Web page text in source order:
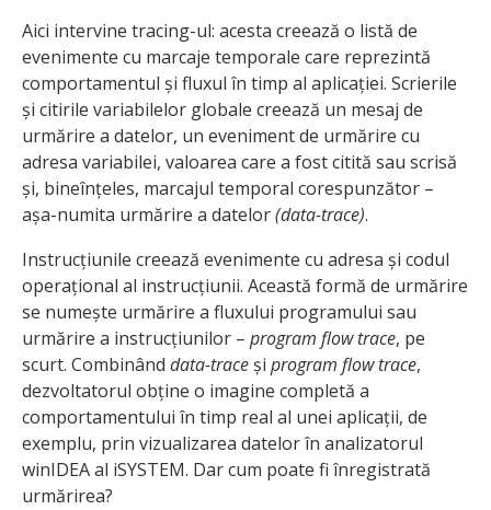
Aici intervine tracing-ul: acesta creează o listă de
evenimente cu marcaje temporale care reprezintă
comportamentul și fluxul în timp al aplicației. Scrierile
și citirile variabilelor globale creează un mesaj de
urmărire a datelor, un eveniment de urmărire cu
adresa variabilei, valoarea care a fost citită sau scrisă
și, bineînțeles, marcajul temporal corespunzător –
așa-numita urmărire a datelor(data-trace).
Instrucțiunile creează evenimente cu adresa și codul
operațional al instrucțiunii. Această formă de urmărire
se numește urmărire a fluxului programului sau
urmărire a instrucțiunilor – program flow trace, pe
scurt. Combinând data-traceși program flow trace,
dezvoltatorul obține o imagine completă a
comportamentului în timp real al unei aplicații, de
exemplu, prin vizualizarea datelor în analizatorul
winIDEA al iSYSTEM. Dar cum poate fi înregistrată
urmărirea?